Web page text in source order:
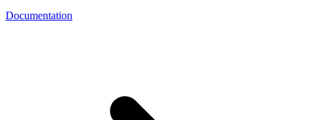
Documentation